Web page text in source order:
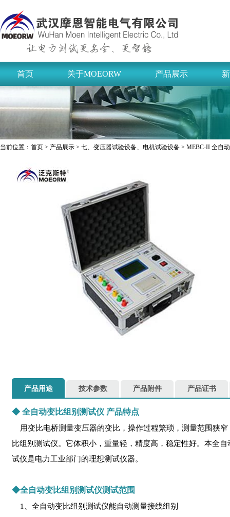
首页 关于MOEORW 产品展示
当前位置： 首页 > 产品展示 > 七、变压器试验设备、电机试验设备 > MEBC-II 全自
产品用途 技术参数 产品附件 产品证书
◆ 全自动变比组别测试仪 产品特点
用变比电桥测量变压器的变比，操作过程繁琐，测量范围狭
比组别测试仪。它体积小，重量轻，精度高，稳定性好。本全
试仪是电力工业部门的理想测试仪器。
◆全自动变比组别测试仪测试范围
1、全自动变比组别测试仪能自动测量接线组别